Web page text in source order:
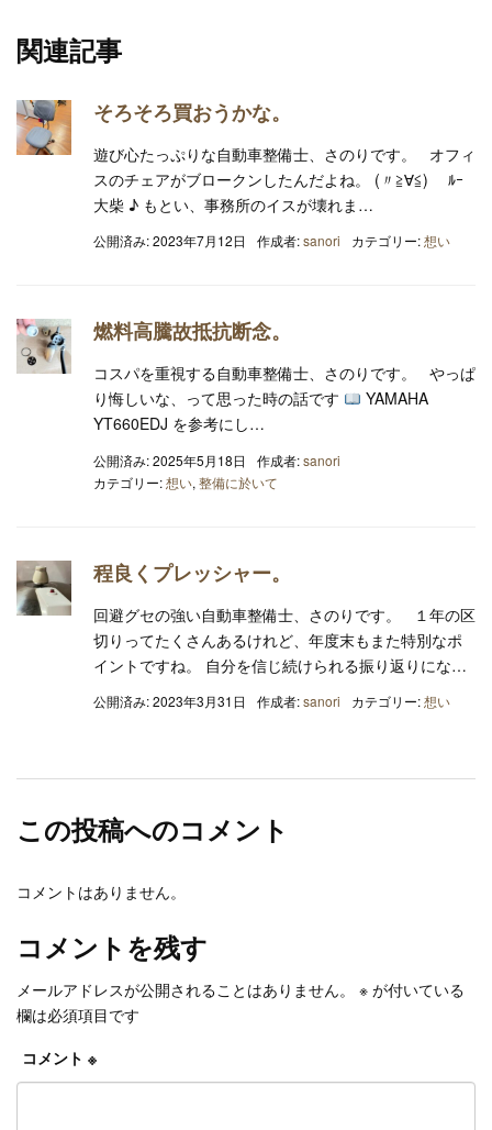
関連記事
そろそろ買おうかな。
遊び心たっぷりな自動車整備士、さのりです。 オフィ
スのチェアがブロークンしたんだよね。 (〃≧∀≦)ゞ ﾙｰ
大柴 ♪ もとい、事務所のイスが壊れま…
公開済み: 2023年7月12日 作成者:sanori カテゴリー:想い
燃料高騰故抵抗断念。
コスパを重視する自動車整備士、さのりです。 やっぱ
り悔しいな、って思った時の話です
YAMAHA
YT660EDJ を参考にし…
公開済み: 2025年5月18日 作成者:sanori
カテゴリー:想い, 整備に於いて
程良くプレッシャー。
回避グセの強い自動車整備士、さのりです。 １年の区
切りってたくさんあるけれど、年度末もまた特別なポ
イントですね。 自分を信じ続けられる振り返りにな…
公開済み: 2023年3月31日 作成者:sanori カテゴリー:想い
この投稿へのコメント
コメントはありません。
コメントを残す
メールアドレスが公開されることはありません。 ※ が付いている
欄は必須項目です
コメント ※